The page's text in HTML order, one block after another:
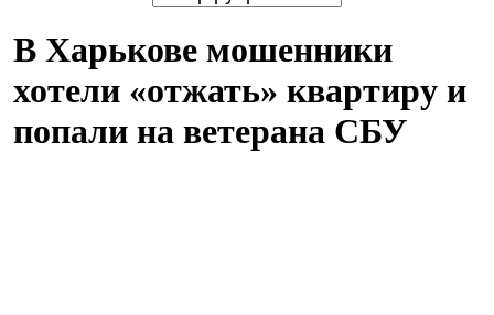
В Харькове мошенники
хотели «отжать» квартиру и
попали на ветерана СБУ